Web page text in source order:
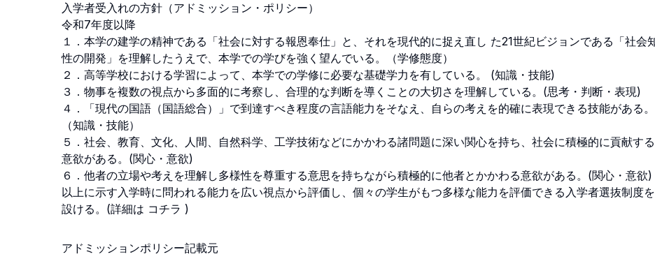
入学者受入れの方針（アドミッション・ポリシー）
令和7年度以降
１．本学の建学の精神である「社会に対する報恩奉仕」と、それを現代的に捉え直し た21世紀ビジョンである「社会
性の開発」を理解したうえで、本学での学びを強く望んでいる。（学修態度）
２．高等学校における学習によって、本学での学修に必要な基礎学力を有している。 (知識・技能)
３．物事を複数の視点から多面的に考察し、合理的な判断を導くことの大切さを理解している。(思考・判断・表現)
４．「現代の国語（国語総合）」で到達すべき程度の言語能力をそなえ、自らの考えを的確に表現できる技能がある。
（知識・技能）
５．社会、教育、文化、人間、自然科学、工学技術などにかかわる諸問題に深い関心を持ち、社会に積極的に貢献する
意欲がある。(関心・意欲)
６．他者の立場や考えを理解し多様性を尊重する意思を持ちながら積極的に他者とかかわる意欲がある。(関心・意欲)
以上に示す入学時に問われる能力を広い視点から評価し、個々の学生がもつ多様な能力を評価できる入学者選抜制度を
設ける。(詳細は コチラ )
アドミッションポリシー記載元